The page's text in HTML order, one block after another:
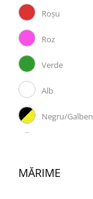
Roșu
Roz
Verde
Alb
Negru/Galben
Oranj
MĂRIME